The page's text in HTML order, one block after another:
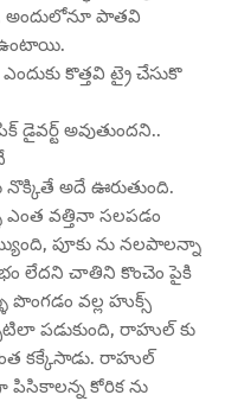
అందులోనూ పాతవి
ఉంటాయి.
కొత్తవి ట్రై చేసుకొ
డైవర్ట్ అవుతుందని..
అదే ఊరుతుంది.
ఎంత వత్తినా సలపడం
పూకు ను నలపాలన్నా
లేదని చాతిని కొంచెం పైకి
వల్ల హుక్స్
పడుకుంది, రాహుల్ కు
కక్కేసాడు. రాహుల్
పిసికాలన్న కోరిక ను